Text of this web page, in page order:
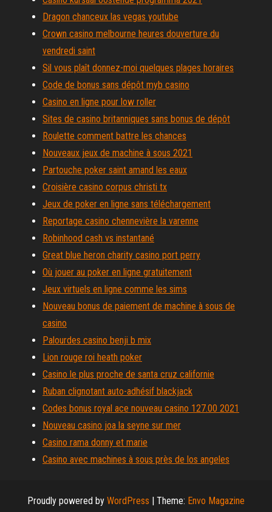
Dragon chanceux las vegas youtube
Crown casino melbourne heures douverture du
vendredi saint
Sil vous plaît donnez-moi quelques plages horaires
Code de bonus sans dépôt myb casino
Casino en ligne pour low roller
Sites de casino britanniques sans bonus de dépôt
Roulette comment battre les chances
Nouveaux jeux de machine à sous 2021
Partouche poker saint amand les eaux
Croisière casino corpus christi tx
Jeux de poker en ligne sans téléchargement
Reportage casino chennevière la varenne
Robinhood cash vs instantané
Great blue heron charity casino port perry
Où jouer au poker en ligne gratuitement
Jeux virtuels en ligne comme les sims
Nouveau bonus de paiement de machine à sous de
casino
Palourdes casino benji b mix
Lion rouge roi heath poker
Casino le plus proche de santa cruz californie
Ruban clignotant auto-adhésif blackjack
Codes bonus royal ace nouveau casino 127.00 2021
Nouveau casino joa la seyne sur mer
Casino rama donny et marie
Casino avec machines à sous près de los angeles
Proudly powered by WordPress | Theme: Envo Magazine